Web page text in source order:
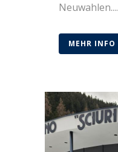
Neuwahlen....
MEHR INFO